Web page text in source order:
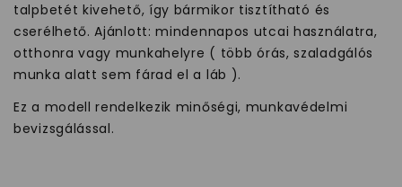
talpbetét kivehető, így bármikor tisztítható és
cserélhető. Ajánlott: mindennapos utcai használatra,
otthonra vagy munkahelyre ( több órás, szaladgálós
munka alatt sem fárad el a láb ).
Ez a modell rendelkezik minőségi, munkavédelmi
bevizsgálással.